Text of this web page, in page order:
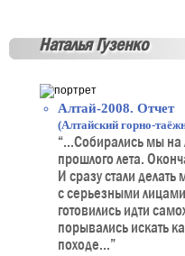
Наталья Гузенко
Алтай-2008. Отчет
(Алтайский горно-
“...Собирались мы на
прошлого лета.
И сразу стали
с серьезными лицами
готовились идти
порывались искать
походе...”